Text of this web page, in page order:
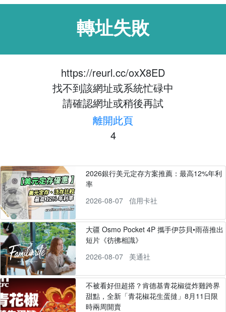
轉址失敗
https://reurl.cc/oxX8ED
找不到該網址或系統忙碌中
請確認網址或稍後再試
離開此頁
4
2026銀行美元定存方案推薦：最高12%年利
率
2026-08-07
信用卡社
大疆 Osmo Pocket 4P 攜手伊莎貝•雨蓓推出
短片《彷彿相識》
2026-08-07
美通社
不被看好但超搭？肯德基青花椒從炸雞跨界
甜點，全新「青花椒花生蛋撻」8月11日限
時兩周開賣